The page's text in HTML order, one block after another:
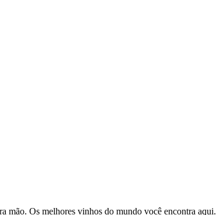
mão. Os melhores vinhos do mundo você encontra aqui.